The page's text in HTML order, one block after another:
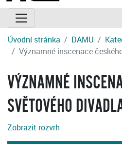
Úvodní stránka DAMU
Významné inscenace
VÝZNAMNÉ
SVĚTOVÉHO
Zobrazit rozvrh